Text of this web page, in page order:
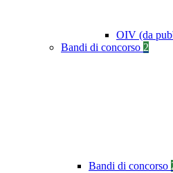
OIV (da
Bandi di concorso 2
Bandi di concorso